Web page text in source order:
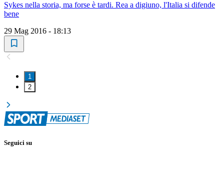
Sykes nella storia, ma forse è tardi. Rea a digiuno, l'Italia si difende
bene
29 Mag 2016 - 18:13
1
2
Seguici su